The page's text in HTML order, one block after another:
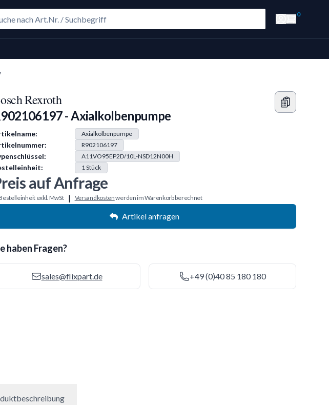
0
Rexroth
- Axialkolbenpumpe
Information Axialkolbenpumpe
R902106197
A11VO95EP2D/10L-NSD12N00H
1Stück
auf Anfrage
exkl. MwSt | Versandkostenwerden im Warenkorb berechnet
Artikel anfragen
haben Fragen?
sales@flixpart.de +49 (0)40 85 180 180